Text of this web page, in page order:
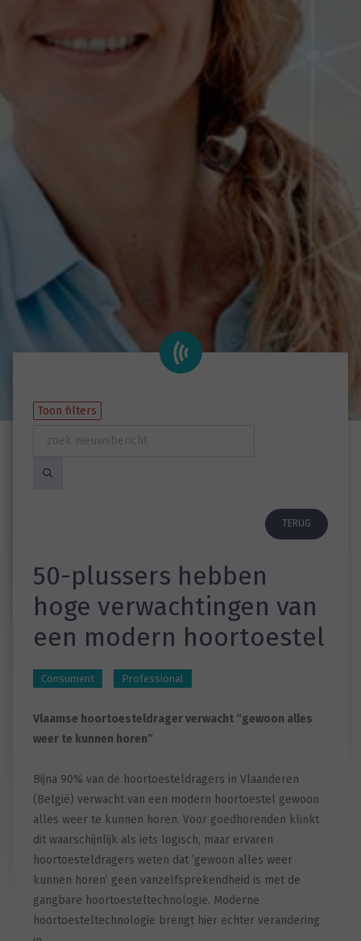
Toon filters
TERUG
50-plussers hebben
hoge verwachtingen van
een modern hoortoestel
Consument Professional
Vlaamse hoortoesteldrager verwacht “gewoon alles
weer te kunnen horen”
Bijna 90% van de hoortoesteldragers in Vlaanderen
(België) verwacht van een modern hoortoestel gewoon
alles weer te kunnen horen. Voor goedhorenden klinkt
dit waarschijnlijk als iets logisch, maar ervaren
hoortoesteldragers weten dat ’gewoon alles weer
kunnen horen’ geen vanzelfsprekendheid is met de
gangbare hoortoesteltechnologie. Moderne
hoortoesteltechnologie brengt hier echter verandering